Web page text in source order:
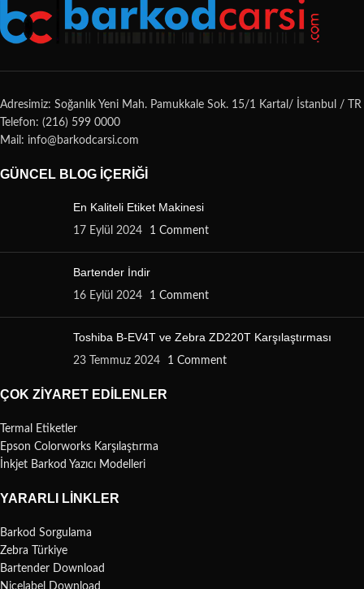
Adresimiz: Soğanlık Yeni Mah. Pamukkale Sok. 15/1 Kartal/ İstanbul / TR
Telefon: (216) 599 0000
Mail: info@barkodcarsi.com
GÜNCEL BLOG İÇERIĞI
En Kaliteli Etiket Makinesi
17 Eylül 2024 1 Comment
Bartender İndir
16 Eylül 2024 1 Comment
Toshiba B-EV4T ve Zebra ZD220T Karşılaştırması
23 Temmuz 2024 1 Comment
ÇOK ZIYARET EDILENLER
Termal Etiketler
Epson Colorworks Karşılaştırma
İnkjet Barkod Yazıcı Modelleri
YARARLI LINKLER
Barkod Sorgulama
Zebra Türkiye
Bartender Download
Nicelabel Download